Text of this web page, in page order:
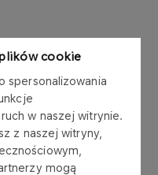
cookie
spersonalizowania
w naszej witrynie.
z naszej witryny,
mogą
materiał pt.
Prezesa Zarządu
europejskimi i
za 2024 rok”.